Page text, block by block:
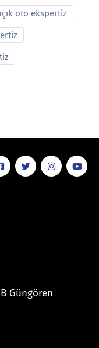
oto ekspertiz
Güngören